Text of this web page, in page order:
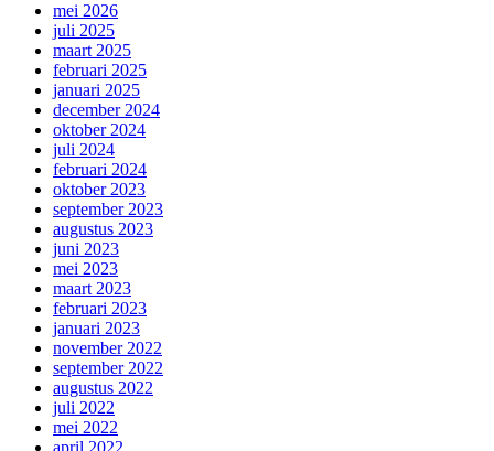
mei 2026
juli 2025
maart 2025
februari 2025
januari 2025
december 2024
oktober 2024
juli 2024
februari 2024
oktober 2023
september 2023
augustus 2023
juni 2023
mei 2023
maart 2023
februari 2023
januari 2023
november 2022
september 2022
augustus 2022
juli 2022
mei 2022
april 2022